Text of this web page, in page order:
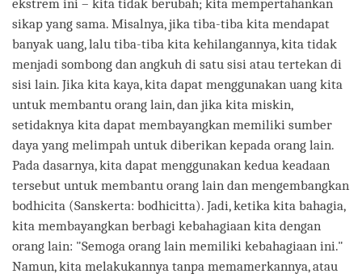
ekstrem ini – kita tidak berubah; kita mempertahankan
sikap yang sama. Misalnya, jika tiba-tiba kita mendapat
banyak uang, lalu tiba-tiba kita kehilangannya, kita tidak
menjadi sombong dan angkuh di satu sisi atau tertekan di
sisi lain. Jika kita kaya, kita dapat menggunakan uang kita
untuk membantu orang lain, dan jika kita miskin,
setidaknya kita dapat membayangkan memiliki sumber
daya yang melimpah untuk diberikan kepada orang lain.
Pada dasarnya, kita dapat menggunakan kedua keadaan
tersebut untuk membantu orang lain dan mengembangkan
bodhicita (Sanskerta: bodhicitta). Jadi, ketika kita bahagia,
kita membayangkan berbagi kebahagiaan kita dengan
orang lain: "Semoga orang lain memiliki kebahagiaan ini."
Namun, kita melakukannya tanpa memamerkannya, atau